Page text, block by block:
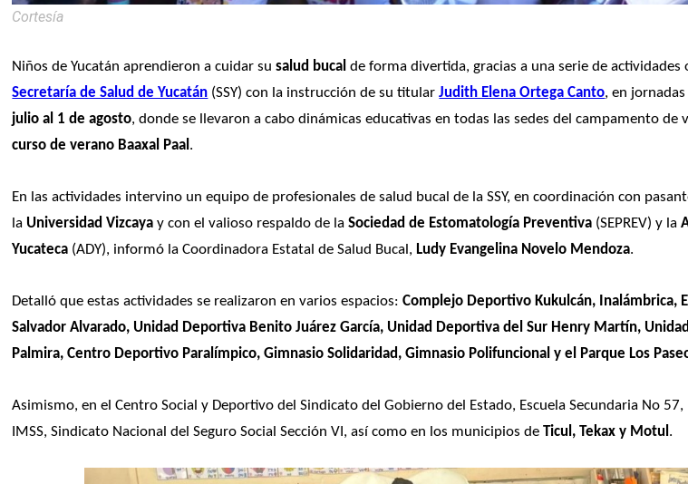
Cortesía
Niños de Yucatán aprendieron a cuidar su salud bucal
Secretaría de Salud de Yucatán (SSY) con la instrucción de su titular Judith Elena Ortega Canto, en
julio al 1 de agosto
curso de verano Baaxal Paal .
En las actividades intervino un equipo de profesionales de salud bucal de la SSY, en coordinación con
la Universidad Vizcaya y con el valioso respaldo de la Sociedad de Estomatología Preventiva (SEPREV) y la
Yucateca (ADY), informó la Coordinadora Estatal de Salud Bucal, Ludy Evangelina Novelo Mendoza.
Detalló que estas actividades se realizaron en varios espacios: Complejo Deportivo Kukulcán, Inalámbrica,
Salvador Alvarado, Unidad Deportiva Benito Juárez García, Unidad Deportiva del Sur Henry Martín,
Palmira, Centro Deportivo Paralímpico, Gimnasio Solidaridad, Gimnasio Polifuncional y el Parque Los
Asimismo, en el Centro Social y Deportivo del Sindicato del Gobierno del Estado, Escuela Secundaria No 57,
IMSS, Sindicato Nacional del Seguro Social Sección VI, así como en los municipios de Ticul, Tekax y Motul .